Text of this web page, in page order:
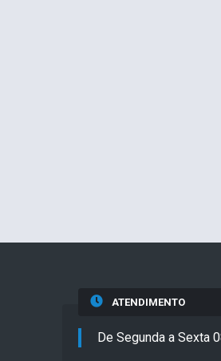
ATENDIMENTO
De Segunda a Sexta